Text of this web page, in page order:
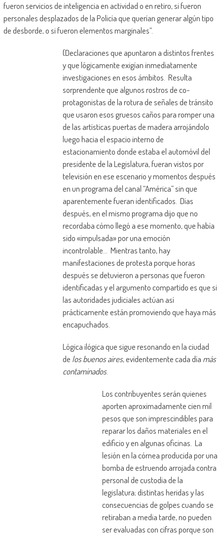
fueron servicios de inteligencia en actividad o en retiro, si fueron
personales desplazados de la Policía que querían generar algún tipo
de desborde, o si fueron elementos marginales”.
(Declaraciones que apuntaron a distintos frentes
y que lógicamente exigían inmediatamente
investigaciones en esos ámbitos. Resulta
sorprendente que algunos rostros de co-
protagonistas de la rotura de señales de tránsito
que usaron esos gruesos caños para romper una
de las artísticas puertas de madera arrojándolo
luego hacia el espacio interno de
estacionamiento donde estaba el automóvil del
presidente de la Legislatura, fueran vistos por
televisión en ese escenario y momentos después
en un programa del canal “América” sin que
aparentemente fueran identificados. Días
después, en el mismo programa dijo que no
recordaba cómo llegó a ese momento, que había
sido «impulsada» por una emoción
incontrolable… Mientras tanto, hay
manifestaciones de protesta porque horas
después se detuvieron a personas que fueron
identificadas y el argumento compartido es que si
las autoridades judiciales actúan así
prácticamente están promoviendo que haya más
encapuchados.
Lógica ilógica que sigue resonando en la ciudad
de los buenos aires, evidentemente cada día más
contaminados.
Los contribuyentes serán quienes
aporten aproximadamente cien mil
pesos que son imprescindibles para
reparar los daños materiales en el
edificio y en algunas oficinas. La
lesión en la córnea producida por una
bomba de estruendo arrojada contra
personal de custodia de la
legislatura; distintas heridas y las
consecuencias de golpes cuando se
retiraban a media tarde, no pueden
ser evaluadas con cifras porque son